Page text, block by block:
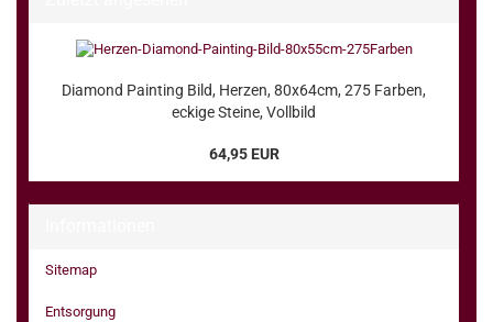
Diamond Painting Bild, Herzen, 80x64cm, 275 Farben,
eckige Steine, Vollbild
64,95 EUR
Sitemap
Entsorgung